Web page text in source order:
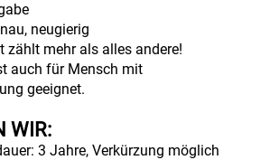
neugierig
zählt mehr als alles andere!
auch für Mensch mit
geeignet.
WIR:
3 Jahre, Verkürzung möglich